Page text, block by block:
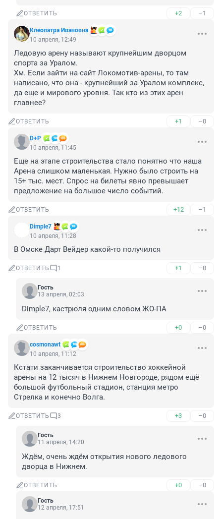
ОТВЕТИТЬ +2 –1
Клеопатра Ивановна
10 апреля, 12:49
Ледовую арену называют крупнейшим дворцом
спорта за Уралом.
Хм. Если зайти на сайт Локомотив-арены, то там
написано, что она - крупнейший за Уралом комплекс,
да еще и мирового уровня. Так кто из этих арен
главнее?
ОТВЕТИТЬ +1 –0
D+P
10 апреля, 11:45
Еще на этапе строительства стало понятно что наша
Арена слишком маленькая. Нужно было строить на
15+ тыс. мест. Спрос на билеты явно превышает
предложение на большое число событий.
ОТВЕТИТЬ +12 –1
Dimple7
10 апреля, 11:28
В Омске Дарт Вейдер какой-то получился
ОТВЕТИТЬ 1 +1 –0
Гость
13 апреля, 02:03
Dimple7, кастрюля одним словом ЖО-ПА
ОТВЕТИТЬ +0 –0
cosmonawt
10 апреля, 11:12
Кстати заканчивается строительство хоккейной
арены на 12 тысяч в Нижнем Новгороде, рядом ещё
большой футбольный стадион, станция метро
Стрелка и конечно Волга.
ОТВЕТИТЬ 3 +3 –0
Гость
11 апреля, 14:20
Ждём, очень ждём открытия нового ледового
дворца в Нижнем.
ОТВЕТИТЬ +0 –0
Гость
12 апреля, 17:51